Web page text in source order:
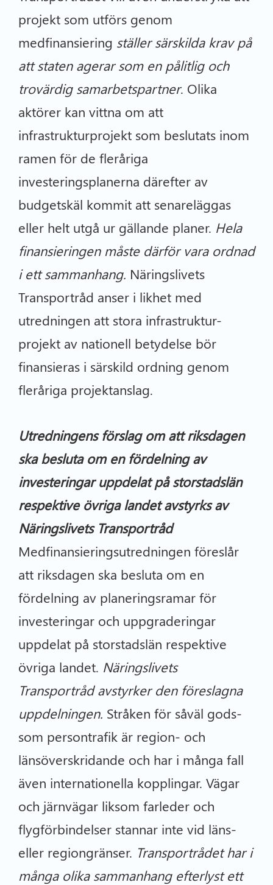
projekt som utförs genom
medfinansiering ställer särskilda krav på
att staten agerar som en pålitlig och
trovärdig samarbetspartner. Olika
aktörer kan vittna om att
infrastrukturprojekt som beslutats inom
ramen för de fleråriga
investeringsplanerna därefter av
budgetskäl kommit att senareläggas
eller helt utgå ur gällande planer. Hela
finansieringen måste därför vara ordnad
i ett sammanhang. Näringslivets
Transportråd anser i likhet med
utredningen att stora infrastruktur-
projekt av nationell betydelse bör
finansieras i särskild ordning genom
fleråriga projektanslag.
Utredningens förslag om att riksdagen
ska besluta om en fördelning av
investeringar uppdelat på storstadslän
respektive övriga landet avstyrks av
Näringslivets Transportråd
Medfinansieringsutredningen föreslår
att riksdagen ska besluta om en
fördelning av planeringsramar för
investeringar och uppgraderingar
uppdelat på storstadslän respektive
övriga landet. Näringslivets
Transportråd avstyrker den föreslagna
uppdelningen. Stråken för såväl gods-
som persontrafik är region- och
länsöverskridande och har i många fall
även internationella kopplingar. Vägar
och järnvägar liksom farleder och
flygförbindelser stannar inte vid läns-
eller regiongränser. Transportrådet har i
många olika sammanhang efterlyst ett